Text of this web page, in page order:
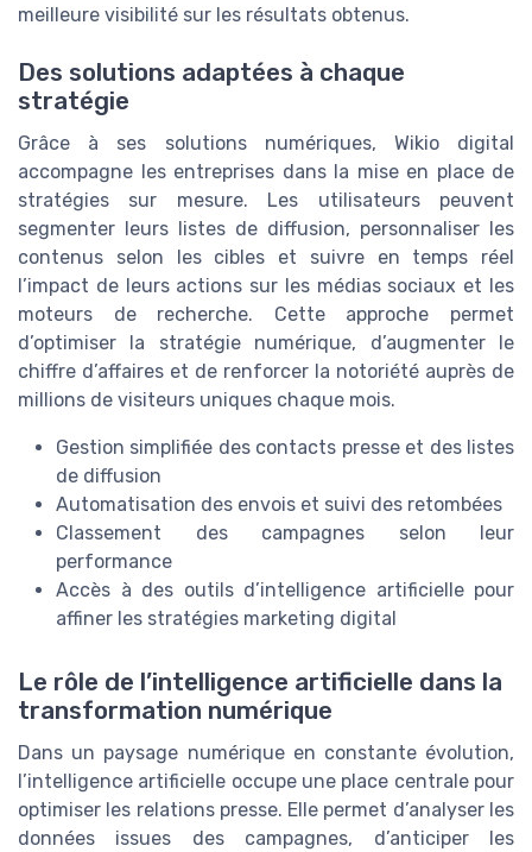
meilleure visibilité sur les résultats obtenus.
Des solutions adaptées à chaque
stratégie
Grâce à ses solutions numériques, Wikio digital
accompagne les entreprises dans la mise en place de
stratégies sur mesure. Les utilisateurs peuvent
segmenter leurs listes de diffusion, personnaliser les
contenus selon les cibles et suivre en temps réel
l’impact de leurs actions sur les médias sociaux et les
moteurs de recherche. Cette approche permet
d’optimiser la stratégie numérique, d’augmenter le
chiffre d’affaires et de renforcer la notoriété auprès de
millions de visiteurs uniques chaque mois.
Gestion simplifiée des contacts presse et des listes
de diffusion
Automatisation des envois et suivi des retombées
Classement des campagnes selon leur
performance
Accès à des outils d’intelligence artificielle pour
affiner les stratégies marketing digital
Le rôle de l’intelligence artificielle dans la
transformation numérique
Dans un paysage numérique en constante évolution,
l’intelligence artificielle occupe une place centrale pour
optimiser les relations presse. Elle permet d’analyser les
données issues des campagnes, d’anticiper les